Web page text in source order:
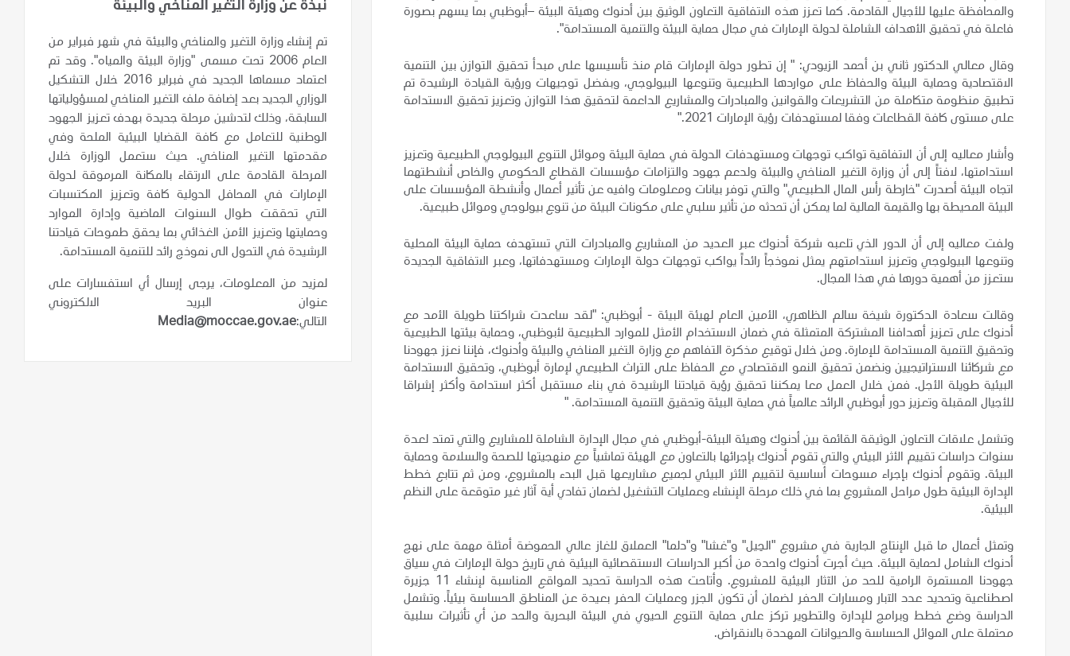
والمحافظة عليها للأجيال القادمة. كما تعزز هذه الاتفاقية التعاون الوثيق بين أدنوك وهيئة البيئة –أبوظبي بما يسهم بصورة
فاعلة في تحقيق الأهداف الشاملة لدولة الإمارات في مجال حماية البيئة والتنمية المستدامة".
وقال معالي الدكتور ثاني بن أحمد الزيودي: " إن تطور دولة الإمارات قام منذ تأسيسها على مبدأ تحقيق التوازن بين التنمية
الاقتصادية وحماية البيئة والحفاظ على مواردها الطبيعية وتنوعها البيولوجي، وبفضل توجيهات ورؤية القيادة الرشيدة تم
تطبيق منظومة متكاملة من التشريعات والقوانين والمبادرات والمشاريع الداعمة لتحقيق هذا التوازن وتعزيز تحقيق الاستدامة
على مستوى كافة القطاعات وفقا لمستهدفات رؤية الإمارات 2021."
وأشار معاليه إلى أن الاتفاقية تواكب توجهات ومستهدفات الدولة في حماية البيئة وموائل التنوع البيولوجي الطبيعية وتعزيز
استدامتها، لافتاً إلى أن وزارة التغير المناخي والبيئة ولدعم جهود والتزامات مؤسسات القطاع الحكومي والخاص أنشطتهما
اتجاه البيئة أصدرت "خارطة رأس المال الطبيعي" والتي توفر بيانات ومعلومات وافيه عن تأثير أعمال وأنشطة المؤسسات على
البيئة المحيطة بها والقيمة المالية لما يمكن أن تحدثه من تأثير سلبي على مكونات البيئة من تنوع بيولوجي وموائل طبيعية.
ولفت معاليه إلى أن الدور الذي تلعبه شركة أدنوك عبر العديد من المشاريع والمبادرات التي تستهدف حماية البيئة المحلية
وتنوعها البيولوجي وتعزيز استدامتهم يمثل نموذجاً رائداً يواكب توجهات دولة الإمارات ومستهدفاتها، وعبر الاتفاقية الجديدة
ستعزز من أهمية دورها في هذا المجال.
وقالت سعادة الدكتورة شيخة سالم الظاهري، الأمين العام لهيئة البيئة - أبوظبي: "لقد ساعدت شراكتنا طويلة الأمد مع
أدنوك على تعزيز أهدافنا المشتركة المتمثلة في ضمان الاستخدام الأمثل للموارد الطبيعية لأبوظبي، وحماية بيئتها الطبيعية
وتحقيق التنمية المستدامة للإمارة. ومن خلال توقيع مذكرة التفاهم مع وزارة التغير المناخي والبيئة وأدنوك، فإننا نعزز جهودنا
مع شركائنا الاستراتيجيين ونضمن تحقيق النمو الاقتصادي مع الحفاظ على التراث الطبيعي لإمارة أبوظبي، وتحقيق الاستدامة
البيئية طويلة الأجل. فمن خلال العمل معا يمكننا تحقيق رؤية قيادتنا الرشيدة في بناء مستقبل أكثر استدامة وأكثر إشراقا
للأجيال المقبلة وتعزيز دور أبوظبي الرائد عالمياً في حماية البيئة وتحقيق التنمية المستدامة. "
وتشمل علاقات التعاون الوثيقة القائمة بين أدنوك وهيئة البيئة-أبوظبي في مجال الإدارة الشاملة للمشاريع والتي تمتد لعدة
سنوات دراسات تقييم الأثر البيئي والتي تقوم أدنوك بإجرائها بالتعاون مع الهيئة تماشياً مع منهجيتها للصحة والسلامة وحماية
البيئة. وتقوم أدنوك بإجراء مسوحات أساسية لتقييم الأثر البيئي لجميع مشاريعها قبل البدء بالمشروع، ومن ثم تتابع خطط
الإدارة البيئية طول مراحل المشروع بما في ذلك مرحلة الإنشاء وعمليات التشغيل لضمان تفادي أية آثار غير متوقعة على النظم
البيئية.
وتمثل أعمال ما قبل الإنتاج الجارية في مشروع "الحِيل" و"غشا" و"دلما" العملاق للغاز عالي الحموضة أمثلة مهمة على نهج
أدنوك الشامل لحماية البيئة. حيث أجرت أدنوك واحدة من أكبر الدراسات الاستقصائية البيئية في تاريخ دولة الإمارات في سياق
جهودنا المستمرة الرامية للحد من الآثار البيئية للمشروع. وأتاحت هذه الدراسة تحديد المواقع المناسبة لإنشاء 11 جزيرة
اصطناعية وتحديد عدد الآبار ومسارات الحفر لضمان أن تكون الجزر وعمليات الحفر بعيدة عن المناطق الحساسة بيئياً. وتشمل
الدراسة وضع خطط وبرامج للإدارة والتطوير تركز على حماية التنوع الحيوي في البيئة البحرية والحد من أي تأثيرات سلبية
محتملة على الموائل الحساسة والحيوانات المهددة بالانقراض.
نبذة عن وزارة التغير المناخي والبيئة
تم إنشاء وزارة التغير والمناخي والبيئة في شهر فبراير من
العام 2006 تحت مسمى "وزارة البيئة والمياه". وقد تم
اعتماد مسماها الجديد في فبراير 2016 خلال التشكيل
الوزاري الجديد بعد إضافة ملف التغير المناخي لمسؤولياتها
السابقة، وذلك لتدشين مرحلة جديدة بهدف تعزيز الجهود
الوطنية للتعامل مع كافة القضايا البيئية الملحة وفي
مقدمتها التغير المناخي. حيث ستعمل الوزارة خلال
المرحلة القادمة على الارتقاء بالمكانة المرموقة لدولة
الإمارات في المحافل الدولية كافة وتعزيز المكتسبات
التي تحققت طوال السنوات الماضية وإدارة الموارد
وحمايتها وتعزيز الأمن الغذائي بما يحقق طموحات قيادتنا
الرشيدة في التحول الى نموذج رائد للتنمية المستدامة.
لمزيد من المعلومات، يرجى إرسال أي استفسارات على
عنوان البريد الالكتروني
التالي:Media@moccae.gov.ae